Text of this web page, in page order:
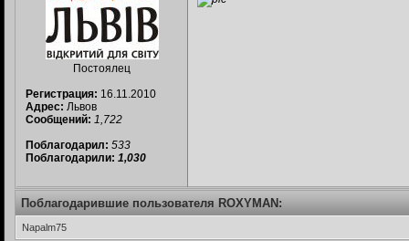
Постоялец
Регистрация: 16.11.2010
Адрес: Львов
Сообщений: 1,722
Поблагодарил: 533
Поблагодарили: 1,030
Поблагодарившие пользователя ROXYMAN:
Napalm75